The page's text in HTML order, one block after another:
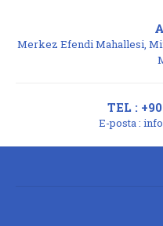
Merkez Efendi Mahallesi,
TEL :
E-posta :